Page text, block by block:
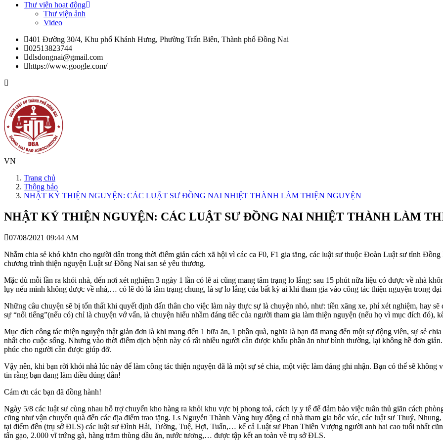
Thư viện hoạt động
Thư viện ảnh
Video
401 Đường 30/4, Khu phố Khánh Hưng, Phường Trấn Biên, Thành phố Đồng Nai
02513823744
dlsdongnai@gmail.com
https://www.google.com/
VN
Trang chủ
Thông báo
NHẬT KÝ THIỆN NGUYỆN: CÁC LUẬT SƯ ĐỒNG NAI NHIỆT THÀNH LÀM THIỆN NGUYỆN
NHẬT KÝ THIỆN NGUYỆN: CÁC LUẬT SƯ ĐỒNG NAI NHIỆT THÀNH LÀM
07/08/2021 09:44 AM
Nhằm chia sẻ khó khăn cho người dân trong thời điểm giản cách xã hội vì các ca F0, F1 gia tăng, các luật sư thuộc Đoàn Luật sư tỉnh
chương trình thiện nguyện Luật sư Đồng Nai san sẻ yêu thương.
Mặc dù mỗi lần ra khỏi nhà, đến nơi xét nghiệm 3 ngày 1 lần có lẽ ai cũng mang tâm trạng lo lắng: sau 15 phút nữa liệu có được về nhà
lụy nếu mình không được về nhà,… có lẽ đó là tâm trạng chung, là sự lo lắng của bất kỳ ai khi tham gia vào công tác thiện nguyện trong
Những câu chuyện sẽ bị tổn thất khi quyết định dấn thân cho việc làm này thực sự là chuyện nhỏ, như: tiền xăng xe, phí xét nghiệm, hay
sự “nổi tiếng”(nếu có) chỉ là chuyện vớ vẩn, là chuyện hiểu nhầm đáng tiếc của người tham gia làm thiện nguyện (nếu họ vì mục đích đó),
Mục đích công tác thiện nguyện thật giản đơn là khi mang đến 1 bữa ăn, 1 phần quà, nghĩa là bạn đã mang đến một sự động viên, sự sẻ
nhất cho cuộc sống. Nhưng vào thời điểm dịch bệnh này có rất nhiều người cần được khẩu phần ăn như bình thường, lại không hề đơn
phúc cho người cần được giúp đỡ.
Vậy nên, khi bạn rời khỏi nhà lúc này để làm công tác thiện nguyện đã là một sự sẻ chia, một việc làm đáng ghi nhận. Bạn có thể sẽ
tin rằng bạn đang làm điều đúng đắn!
Cám ơn các bạn đã đồng hành!
Ngày 5/8 các luật sư cùng nhau hỗ trợ chuyển kho hàng ra khỏi khu vực bị phong toả, cách ly y tế để đảm bảo việc tuân thủ giãn cách
cũng như vận chuyển quà đến các địa điểm trao tặng. Ls Nguyễn Thành Vàng huy động cả nhà tham gia bốc vác, các luật sư Thuý,
tại điểm đến (trụ sở ĐLS) các luật sư Đình Hải, Tường, Tuệ, Hợi, Tuấn,… kể cả Luật sư Phan Thiên Vượng người anh hai cao tuổi nhất
tấn gạo, 2.000 vĩ trứng gà, hàng trăm thùng dầu ăn, nước tương,… được tập kết an toàn về trụ sở ĐLS.